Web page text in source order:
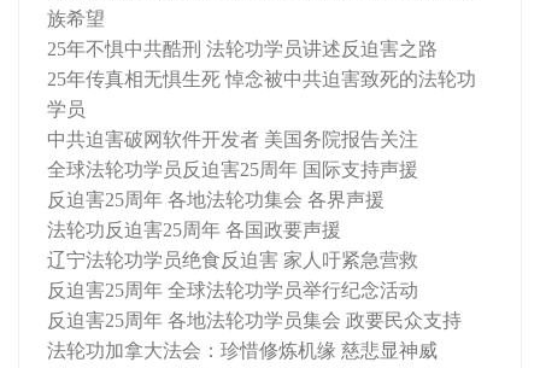
族希望
25年不惧中共酷刑 法轮功学员讲述反迫害之路
25年传真相无惧生死 悼念被中共迫害致死的法轮功
学员
中共迫害破网软件开发者 美国务院报告关注
全球法轮功学员反迫害25周年 国际支持声援
反迫害25周年 各地法轮功集会 各界声援
法轮功反迫害25周年 各国政要声援
辽宁法轮功学员绝食反迫害 家人吁紧急营救
反迫害25周年 全球法轮功学员举行纪念活动
反迫害25周年 各地法轮功学员集会 政要民众支持
法轮功加拿大法会：珍惜修炼机缘 慈悲显神威